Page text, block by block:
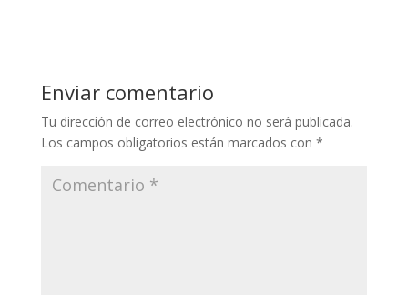
Enviar comentario
Tu dirección de correo electrónico no será publicada.
Los campos obligatorios están marcados con *